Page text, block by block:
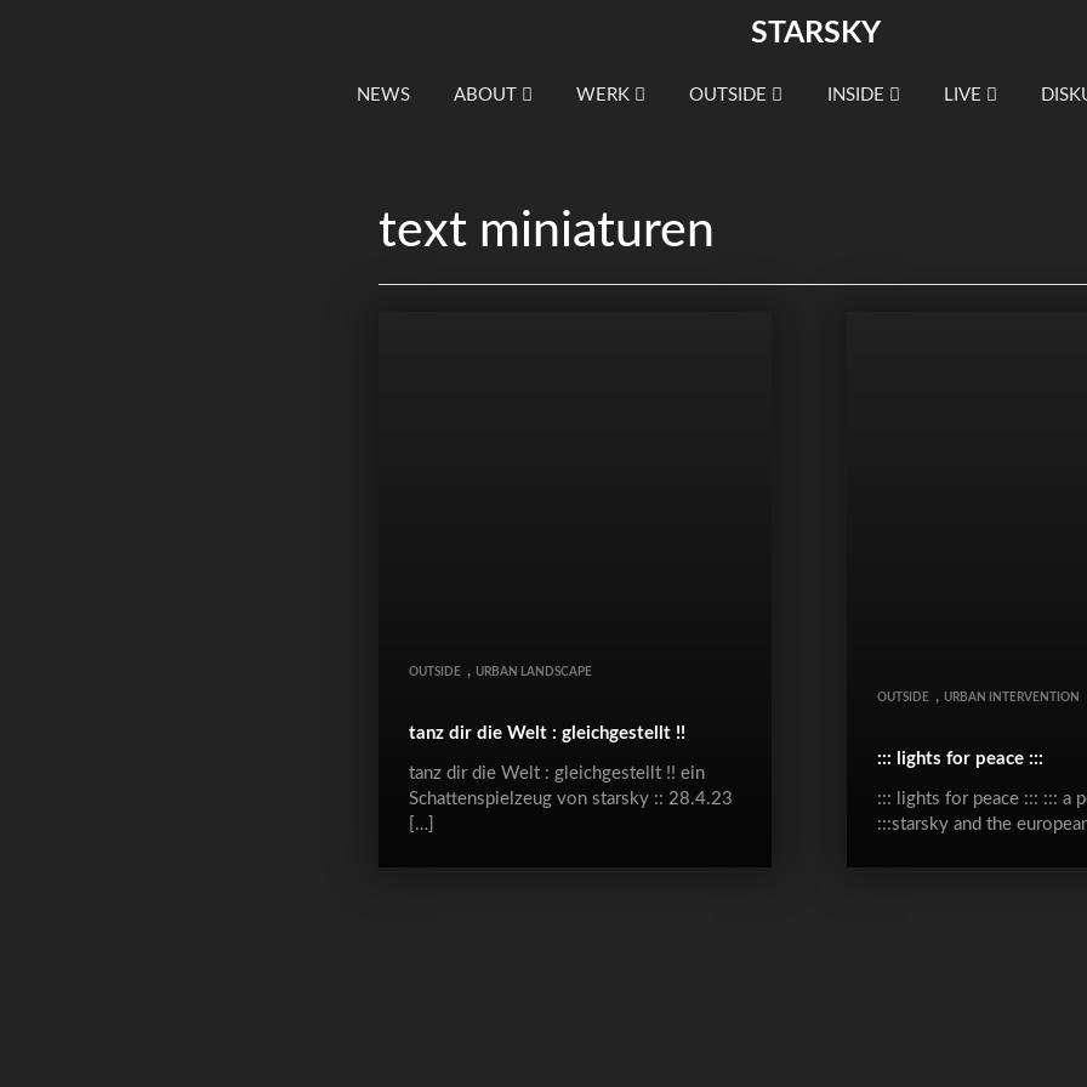
STARSKY
NEWS ABOUT WERK OUTSIDE INSIDE LIVE
text miniaturen
OUTSIDE , URBAN LANDSCAPE
tanz dir die Welt : gleichgestellt !!
tanz dir die Welt : gleichgestellt !! ein
Schattenspielzeug von starsky :: 28.4.23
[…]
OUTSIDE , URBAN INTERVENTION
::: lights for peace :::
::: lights for peace ::: ::: a
:::starsky and the